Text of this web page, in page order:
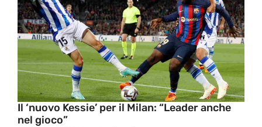
Il ‘nuovo Kessie’ per il Milan: “Leader anche
nel gioco”